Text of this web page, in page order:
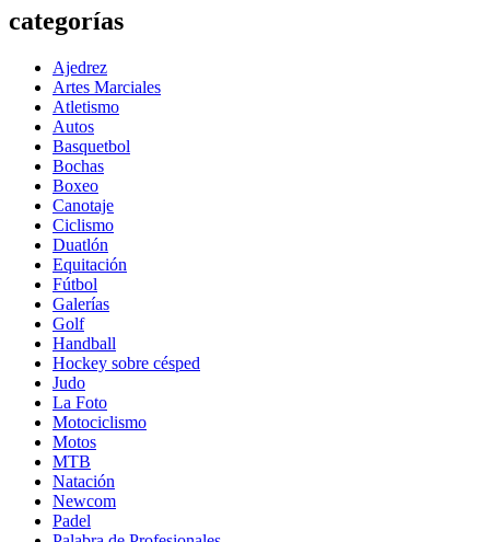
categorías
Ajedrez
Artes Marciales
Atletismo
Autos
Basquetbol
Bochas
Boxeo
Canotaje
Ciclismo
Duatlón
Equitación
Fútbol
Galerías
Golf
Handball
Hockey sobre césped
Judo
La Foto
Motociclismo
Motos
MTB
Natación
Newcom
Padel